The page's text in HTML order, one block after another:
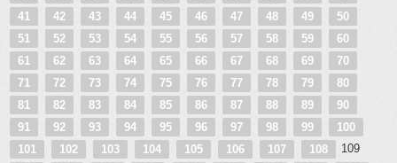
41
42 43 44 45 46 47 48 49
50
51
52 53 54 55 56 57 58 59
60
61
62 63 64 65 66 67 68 69
70
71
72 73 74 75 76 77 78 79
80
81
82 83 84 85 86 87 88 89
90
91
92 93 94 95 96 97 98 99
100
101
102 103 104 105 106 107 108
109